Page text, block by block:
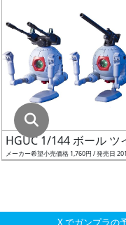
ス
ケ
ー
ル
成
形
HGUC 1/144 ボール ツ
メーカー希望小売価格 1,760円 / 発売日
X でガンプラの